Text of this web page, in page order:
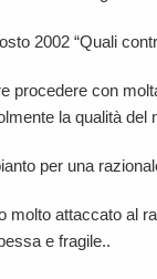
2002 “Quali
procedere con
la qualità del
per una
molto attaccato al
e fragile..